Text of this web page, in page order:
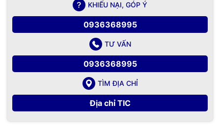
VegGieg là lựa chọn hàng đầu cho các giải pháp kết nối và
truyền tải dữ liệu. Với cam kết về chất lượng, độ tin cậy và
đa dạng sản phẩm, VegGieg không chỉ đáp ứng nhu cầu
của người tiêu dùng mà còn mang lại trải nghiệm kết nối
hoàn hảo và bền vững.
Địa chỉ: Số 158, ngõ 192 Phố Lê Trọng Tấn, Quận Hoàng
KHIẾU NẠI, GÓP Ý
0936368995
TƯ VẤN
0936368995
TÌM ĐỊA CHỈ
Địa chỉ TIC